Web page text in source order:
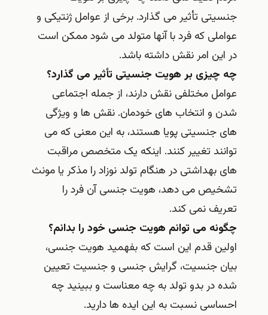
جنسیتی تأثیر می گذارد. برخی از عوامل ژنتیکی و
عواملی که فرد با آنها متولد می شود ممکن است
در این امر نقش داشته باشد.
چه چیزی بر هویت جنسیتی تأثیر می گذارد؟
عوامل مختلفی نقش دارند، از جمله اجتماعی
شدن و انتخاب های خودمان. نقش ها و ویژگی
های جنسیتی پویا هستند، به این معنی که می
توانند تغییر کنند. اینکه یک متخصص مراقبت
های بهداشتی در هنگام تولد نوزاد را مذکر یا مونث
تشخیص می دهد، هویت جنسی آن فرد را
تعریف نمی کند.
چگونه می توانم هویت جنسی خود را بدانم؟
اولین قدم این است که بفهمید هویت جنسی،
بیان جنسیت، گرایش جنسی و جنسیت تعیین
شده در بدو تولد به چه معناست و ببینید چه
احساسی نسبت به این ایده ها دارید.